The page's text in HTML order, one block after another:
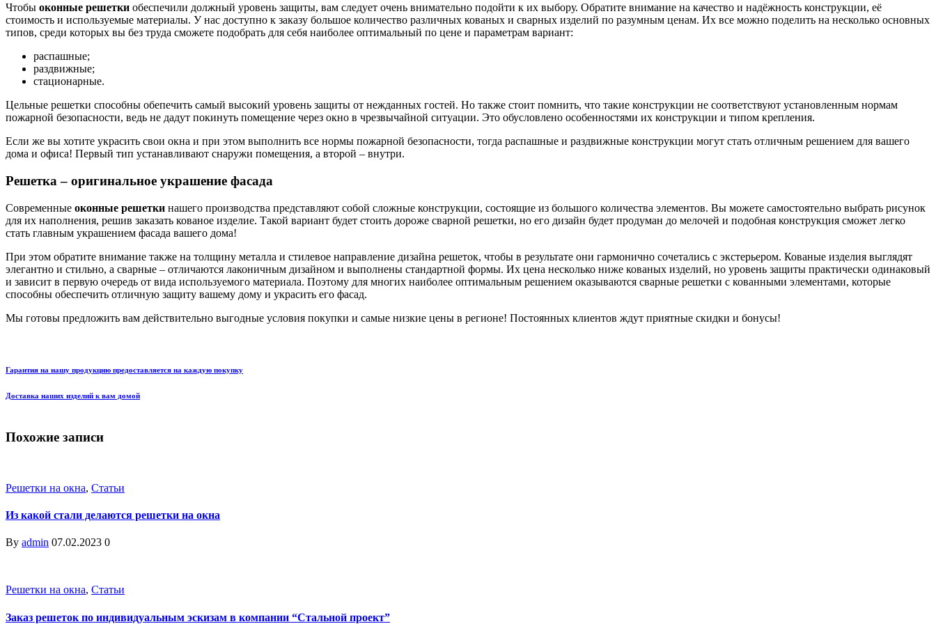
Чтобы оконные решетки обеспечили должный уровень защиты, вам следует очень внимательно подойти к их выбору. Обратите внимание на качество и надёжность конструкции, её
стоимость и используемые материалы. У нас доступно к заказу большое количество различных кованых и сварных изделий по разумным ценам. Их все можно поделить на несколько основных
типов, среди которых вы без труда сможете подобрать для себя наиболее оптимальный по цене и параметрам вариант:
распашные;
раздвижные;
стационарные.
Цельные решетки способны обепечить самый высокий уровень защиты от нежданных гостей. Но также стоит помнить, что такие конструкции не соответствуют установленным нормам
пожарной безопасности, ведь не дадут покинуть помещение через окно в чрезвычайной ситуации. Это обусловлено особенностями их конструкции и типом крепления.
Если же вы хотите украсить свои окна и при этом выполнить все нормы пожарной безопасности, тогда распашные и раздвижные конструкции могут стать отличным решением для вашего
дома и офиса! Первый тип устанавливают снаружи помещения, а второй – внутри.
Решетка – оригинальное украшение фасада
Современные оконные решетки нашего производства представляют собой сложные конструкции, состоящие из большого количества элементов. Вы можете самостоятельно выбрать рисунок
для их наполнения, решив заказать кованое изделие. Такой вариант будет стоить дороже сварной решетки, но его дизайн будет продуман до мелочей и подобная конструкция сможет легко
стать главным украшением фасада вашего дома!
При этом обратите внимание также на толщину металла и стилевое направление дизайна решеток, чтобы в результате они гармонично сочетались с экстерьером. Кованые изделия выглядят
элегантно и стильно, а сварные – отличаются лаконичным дизайном и выполнены стандартной формы. Их цена несколько ниже кованых изделий, но уровень защиты практически одинаковый
и зависит в первую очередь от вида используемого материала. Поэтому для многих наиболее оптимальным решением оказываются сварные решетки с кованными элементами, которые
способны обеспечить отличную защиту вашему дому и украсить его фасад.
Мы готовы предложить вам действительно выгодные условия покупки и самые низкие цены в регионе! Постоянных клиентов ждут приятные скидки и бонусы!
Гарантия на нашу продукцию предоставляется на каждую покупку
Доставка наших изделий к вам домой
Похожие записи
Решетки на окна, Статьи
Из какой стали делаются решетки на окна
By admin 07.02.2023 0
Решетки на окна, Статьи
Заказ решеток по индивидуальным эскизам в компании “Стальной проект”